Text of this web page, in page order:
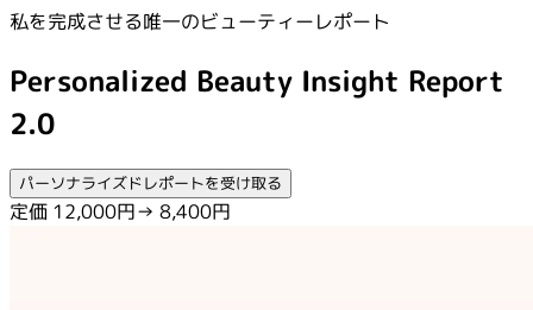
私を完成させる唯一のビューティーレポート
Personalized Beauty Insight Report
2.0
パーソナライズドレポートを受け取る
定価 12,000円→ 8,400円